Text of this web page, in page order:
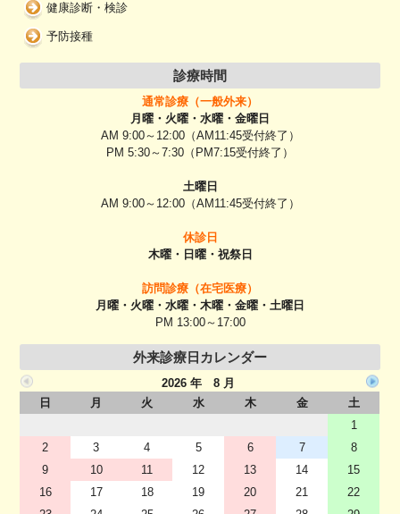
健康診断・検診
予防接種
診療時間
通常診療（一般外来）
月曜・火曜・水曜・金曜日
AM 9:00～12:00（AM11:45受付終了）
PM 5:30～7:30（PM7:15受付終了）
土曜日
AM 9:00～12:00（AM11:45受付終了）
休診日
木曜・日曜・祝祭日
訪問診療（在宅医療）
月曜・火曜・水曜・木曜・金曜・土曜日
PM 13:00～17:00
外来診療日カレンダー
2026 年 8 月
日
月 火 水 木 金
土
1
2
3 4 5 6 7
8
9
10 11 12 13 14
15
16
17 18 19 20 21
22